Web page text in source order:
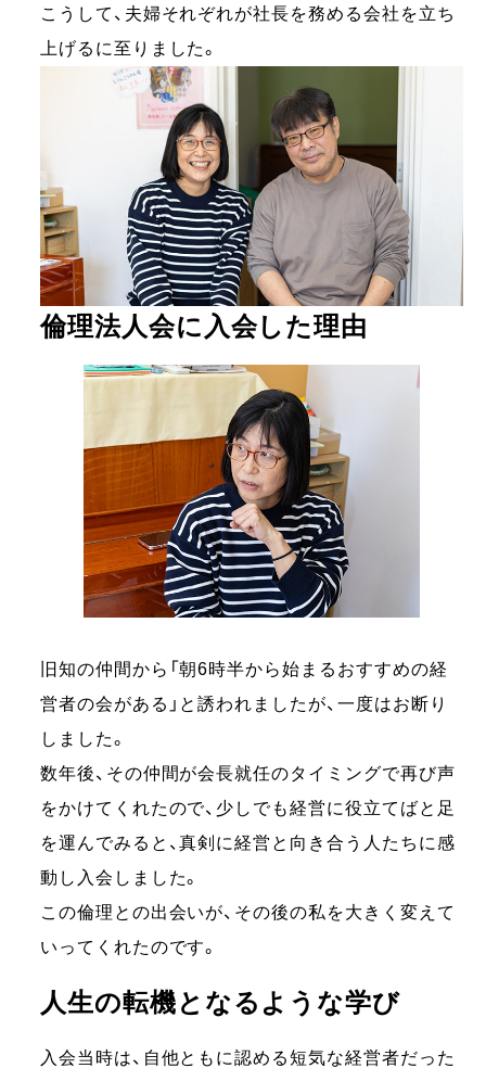
こうして、夫婦それぞれが社長を務める会社を立ち
上げるに至りました。
倫理法人会に入会した理由
旧知の仲間から「朝6時半から始まるおすすめの経
営者の会がある」と誘われましたが、一度はお断り
しました。
数年後、その仲間が会長就任のタイミングで再び声
をかけてくれたので、少しでも経営に役立てばと足
を運んでみると、真剣に経営と向き合う人たちに感
動し入会しました。
この倫理との出会いが、その後の私を大きく変えて
いってくれたのです。
人生の転機となるような学び
入会当時は、自他ともに認める短気な経営者だった